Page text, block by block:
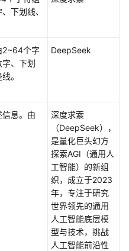
下划线、
2~64个字
、下划
。
DeepSeek
息。由
深度求索
（DeepSeek），
是量化巨头幻方
探索AGI（通用人
工智能）的新组
织，成立于2023
年，专注于研究
世界领先的通用
人工智能底层模
型与技术，挑战
人工智能前沿性